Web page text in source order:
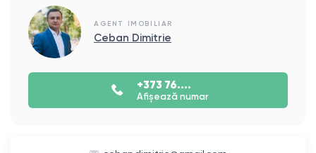
AGENT IMOBILIAR
Ceban Dimitrie
+373 76....
Afișează numar